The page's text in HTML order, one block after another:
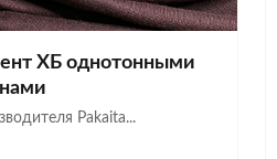
ХБ однотонными
Pakaita...